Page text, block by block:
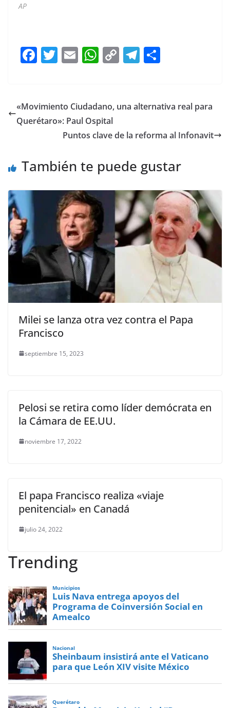
AP
F
e
b
k
T
er
E
l
W
s
A
p
C
y
n
T
gr
m
e
«Movimiento Ciudadano, una alternativa real para
Querétaro»: Paul Ospital
Puntos clave de la reforma al Infonavit
También te puede gustar
Milei se lanza otra vez contra el Papa
Francisco
septiembre 15, 2023
Pelosi se retira como líder demócrata en
la Cámara de EE.UU.
noviembre 17, 2022
El papa Francisco realiza «viaje
penitencial» en Canadá
julio 24, 2022
Trending
Municipios
Luis Nava entrega apoyos del
Programa de Coinversión Social en
Amealco
Nacional
Sheinbaum insistirá ante el Vaticano
para que León XIV visite México
Querétaro